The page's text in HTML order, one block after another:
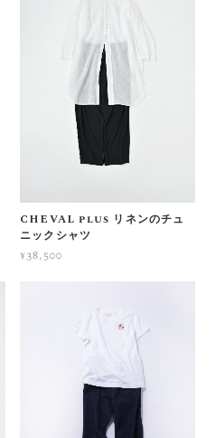
CHEVAL plus リネンのチュ
ニックシャツ
¥38,500